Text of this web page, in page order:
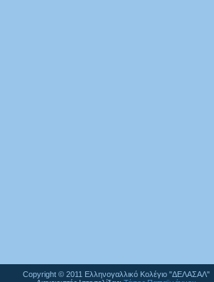
Copyright © 2011 Ελληνογαλλικό Κολέγιο "ΔΕΛΑΣΑΛ"